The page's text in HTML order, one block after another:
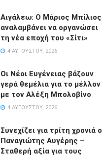
Αιγάλεω: Ο Μάριος Μπίλιος
αναλαμβάνει να οργανώσει
τη νέα εποχή του «Σίτι»
4 ΑΥΓΟΎΣΤΟΥ, 2026
Οι Νέοι Ευγένειας βάζουν
γερά θεμέλια για το μέλλον
με τον Αλέξη Μπολοβίνο
4 ΑΥΓΟΎΣΤΟΥ, 2026
Συνεχίζει για τρίτη χρονιά ο
Παναγιώτης Αυγέρης –
Σταθερή αξία για τους